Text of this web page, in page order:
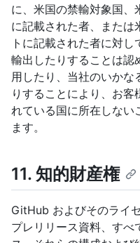
に、米国の禁輸対象国、
に記載された者、または
トに記載された者に対
輸出したりすることは認
用したり、当社のいかな
りすることにより、お客
れている国に所在しない
ます。
11. 知的財産権
GitHub およびそのライ
プレリリース資料、す